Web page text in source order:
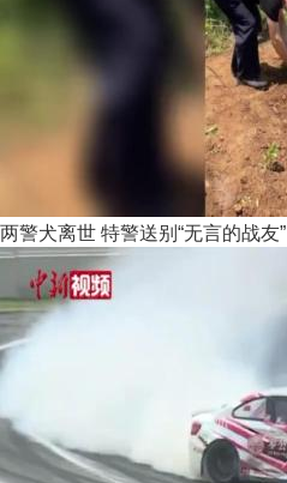
两警犬离世 特警送别“无言的战友”